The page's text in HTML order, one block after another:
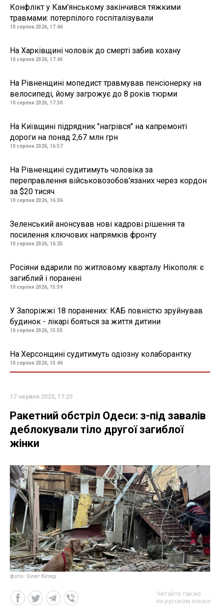
Конфлікт у Кам’янському закінчився тяжкими
травмами: потерпілого госпіталізували
10 серпня 2026, 17:46
На Харківщині чоловік до смерті забив кохану
10 серпня 2026, 17:40
На Рівненщині мопедист травмував пенсіонерку на
велосипеді, йому загрожує до 8 років тюрми
10 серпня 2026, 17:30
На Київщині підрядник "нагрівся" на капремонті
дороги на понад 2,67 млн грн
10 серпня 2026, 16:57
На Рівненщині судитимуть чоловіка за
переправлення військовозобов’язаних через кордон
за $20 тисяч
10 серпня 2026, 16:36
Зеленський анонсував нові кадрові рішення та
посилення ключових напрямків фронту
10 серпня 2026, 16:25
Росіяни вдарили по житловому кварталу Нікополя: є
загиблий і поранені
10 серпня 2026, 15:59
У Запоріжжі 18 поранених: КАБ повністю зруйнував
будинок - лікарі бояться за життя дитини
10 серпня 2026, 15:55
На Херсонщині судитимуть одіозну колаборантку
10 серпня 2026, 15:46
17 червня 2025, 17:25
Ракетний обстріл Одеси: з-під завалів
деблокували тіло другої загиблої
жінки
фото: Олег Кіпер
Читайте также
на русском языке